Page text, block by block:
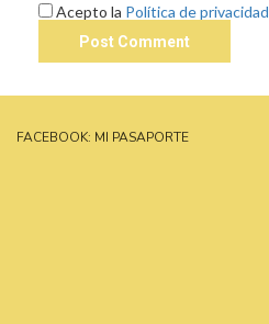
Acepto la Política de privacidad
FACEBOOK: MI PASAPORTE